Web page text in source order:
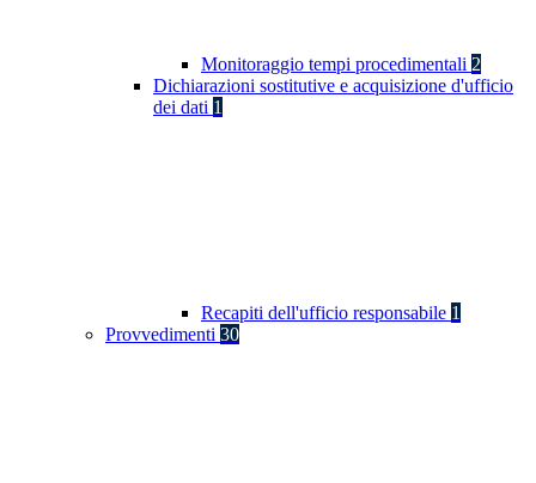
Monitoraggio tempi procedimentali 2
Dichiarazioni sostitutive e acquisizione d'ufficio
dei dati 1
Recapiti dell'ufficio responsabile 1
Provvedimenti 30